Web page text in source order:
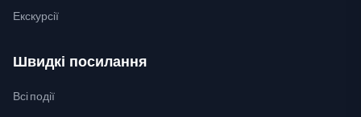
Екскурсії
Швидкі посилання
Всі події